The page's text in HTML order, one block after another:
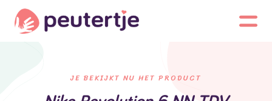
JE BEKIJKT NU HET PRODUCT